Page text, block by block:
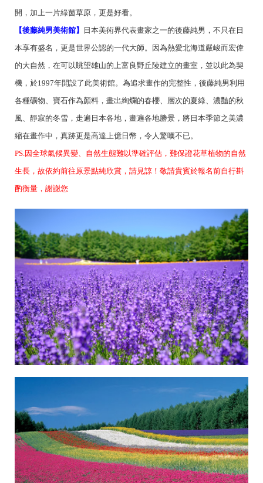
開，加上一片綠茵草原，更是好看。
【後藤純男美術館】
日本美術界代表畫家之一的後藤純男，不只在日
本享有盛名，更是世界公認的一代大師。因為熱愛北海道嚴峻而宏偉
的大自然，在可以眺望雄山的上富良野丘陵建立的畫室，並以此為契
機，於1997年開設了此美術館。為追求畫作的完整性，後藤純男利用
各種礦物、寶石作為顏料，畫出絢爛的春櫻、層次的夏綠、濃豔的秋
風、靜寂的冬雪，走遍日本各地，畫遍各地勝景，將日本季節之美濃
縮在畫作中，真跡更是高達上億日幣，令人驚嘆不已。
PS.因全球氣候異變、自然生態難以準確評估，難保證花草植物的自然
生長，故依約前往原景點純欣賞，請見諒！敬請貴賓於報名前自行斟
酌衡量，謝謝您